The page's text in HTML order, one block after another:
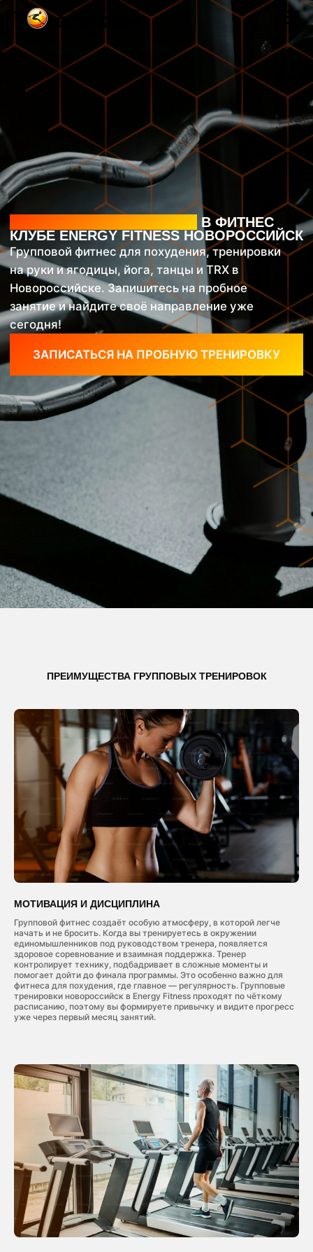
ГРУППОВЫЕ ТРЕНИРОВКИВ ФИТНЕС
КЛУБЕ ENERGY FITNESS НОВОРОССИЙСК
Групповой фитнес для похудения, тренировки
на руки и ягодицы, йога, танцы и TRX в
Новороссийске. Запишитесь на пробное
сегодня!
ЗАПИСАТЬСЯ НА ПРОБНУЮ ТРЕНИРОВКУ
ПРЕИМУЩЕСТВА ГРУППОВЫХ ТРЕНИРОВОК
МОТИВАЦИЯ И ДИСЦИПЛИНА
Групповой фитнес создаёт особую атмосферу, в которой легче
начать и не бросить. Когда вы тренируетесь в окружении
единомышленников под руководством тренера, появляется
здоровое соревнование и взаимная поддержка. Тренер
контролирует технику, подбадривает в сложные моменты и
помогает дойти до финала программы. Это особенно важно для
фитнеса для похудения, где главное — регулярность. Групповые
тренировки новороссийск в Energy Fitness проходят по чёткому
расписанию, поэтому вы формируете привычку и видите прогресс
уже через первый месяц занятий.